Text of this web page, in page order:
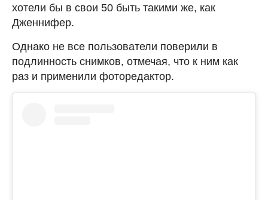
хотели бы в свои 50 быть такими же, как
Дженнифер.
Однако не все пользователи поверили в
подлинность снимков, отмечая, что к ним как
раз и применили фоторедактор.